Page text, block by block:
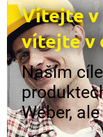
Vítejte v
vítejte v
Naším
Weber,